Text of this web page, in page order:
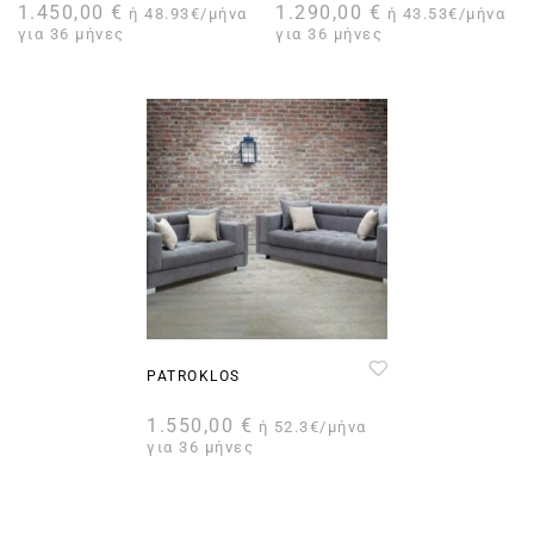
1.450,00 € ή 48.93€/μήνα
για 36 μήνες
1.290,00 € ή 43.53€/μήνα
για 36 μήνες
PATROKLOS
1.550,00 € ή 52.3€/μήνα
για 36 μήνες